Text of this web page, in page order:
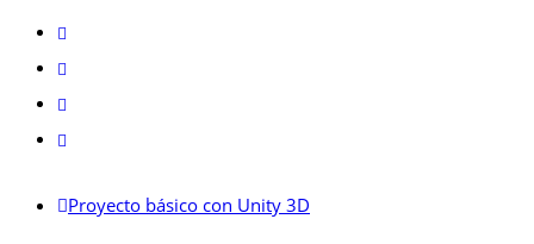
Proyecto básico con Unity 3D